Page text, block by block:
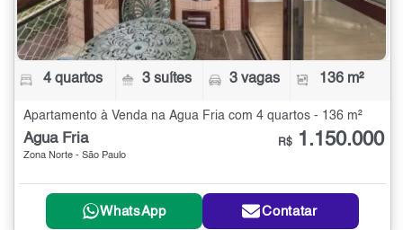
4 quartos 3 suítes 3 vagas 136 m²
Apartamento à Venda na Água Fria com 4 quartos - 136 m²
Água Fria
Zona Norte - São Paulo
R$ 1.150.000
WhatsApp Contatar